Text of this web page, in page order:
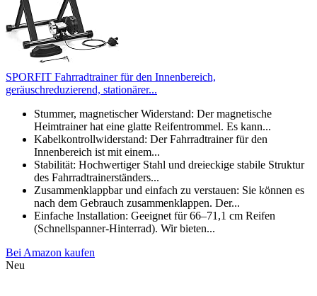
SPORFIT Fahrradtrainer für den Innenbereich,
geräuschreduzierend, stationärer...
Stummer, magnetischer Widerstand: Der magnetische
Heimtrainer hat eine glatte Reifentrommel. Es kann...
Kabelkontrollwiderstand: Der Fahrradtrainer für den
Innenbereich ist mit einem...
Stabilität: Hochwertiger Stahl und dreieckige stabile Struktur
des Fahrradtrainerständers...
Zusammenklappbar und einfach zu verstauen: Sie können es
nach dem Gebrauch zusammenklappen. Der...
Einfache Installation: Geeignet für 66–71,1 cm Reifen
(Schnellspanner-Hinterrad). Wir bieten...
Bei Amazon kaufen
Neu